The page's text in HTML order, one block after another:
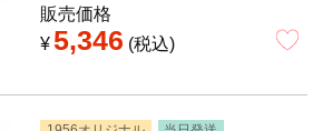
販売価格
¥5,346 税込